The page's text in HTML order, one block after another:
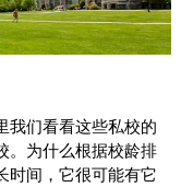
我们看看这些私校的
。为什么根据校龄排
时间，它很可能有它